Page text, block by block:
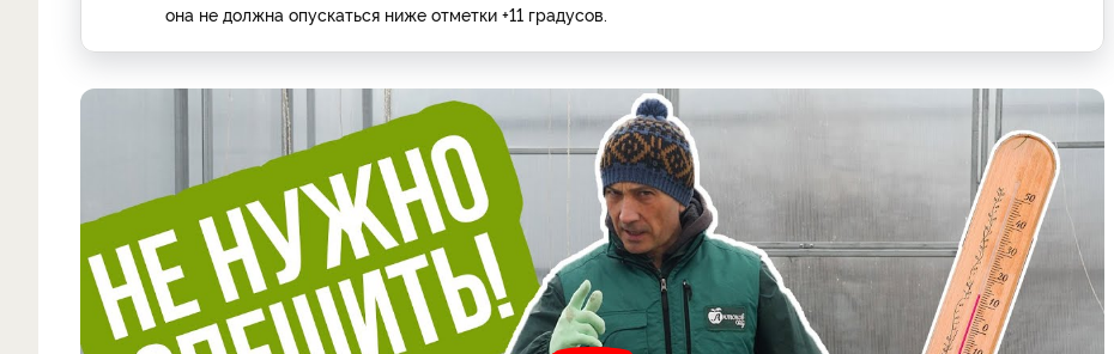
она не должна опускаться ниже отметки +11 градусов.